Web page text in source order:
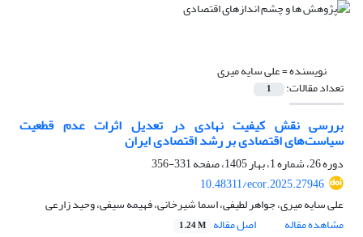
نویسنده =علی سایه میری
تعداد مقالات: 1
بررسی نقش کیفیت نهادی در تعدیل اثرات عدم قطعیت
سیاست‌های اقتصادی بر رشد اقتصادی ایران
دوره 26، شماره 1، بهار 1405، صفحه
331-356
10.48311/ecor.2025.27946
علی سایه میری، جواهر لطیفی، اسما شیرخانی، فهیمه سیفی، وحید زارعی
مشاهده مقاله
اصل مقاله 1.24 M